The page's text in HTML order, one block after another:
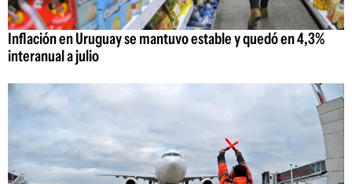
Inflación en Uruguay se mantuvo estable y quedó en 4,3%
interanual a julio